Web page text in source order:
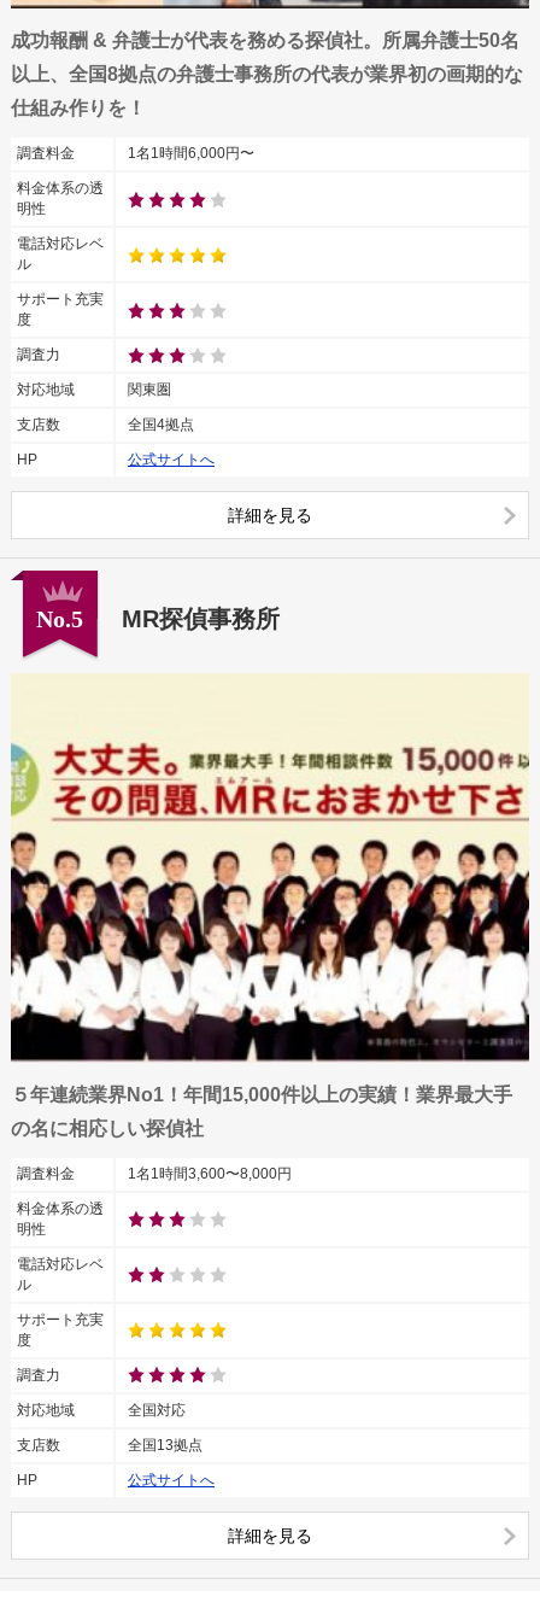
成功報酬 & 弁護士が代表を務める探偵社。所属弁護士50名
以上、全国8拠点の弁護士事務所の代表が業界初の画期的な
仕組み作りを！
調査料金 1名1時間6,000円〜
料金体系の透
明性
電話対応レベ
ル
サポート充実
度
調査力
対応地域 関東圏
支店数 全国4拠点
HP 公式サイトへ
詳細を見る
No.5 MR探偵事務所
５年連続業界No1！年間15,000件以上の実績！業界最大手
の名に相応しい探偵社
調査料金 1名1時間3,600〜8,000円
料金体系の透
明性
電話対応レベ
ル
サポート充実
度
調査力
対応地域 全国対応
支店数 全国13拠点
HP 公式サイトへ
詳細を見る